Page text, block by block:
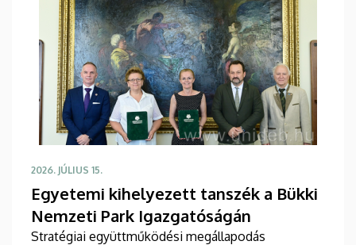
2026. JÚLIUS 15.
Egyetemi kihelyezett tanszék a Bükki
Nemzeti Park Igazgatóságán
Stratégiai együttműködési megállapodás